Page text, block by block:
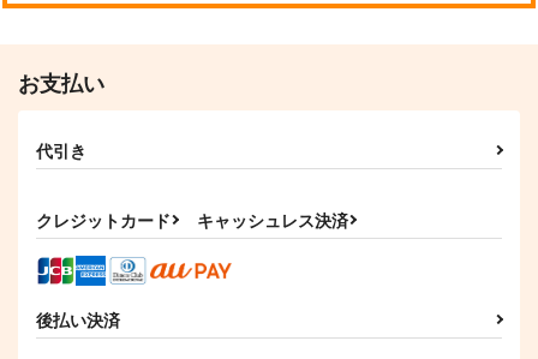
お支払い
代引き
クレジットカード キャッシュレス決済
後払い決済